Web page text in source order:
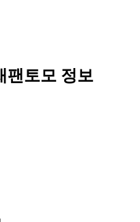
팬토모 정보